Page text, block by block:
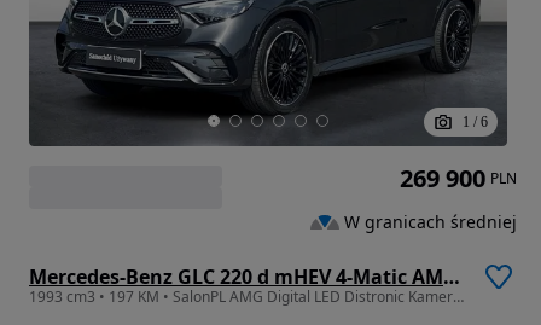
1 / 6
Mercedes-Benz GLC 220 d mHEV 4-Matic AMG Line
1993 cm3 • 197 KM • SalonPL AMG Digital LED Distronic Kamera 360 Burmester Alu20 Hak VAT
269 900 PLN
W granicach średniej